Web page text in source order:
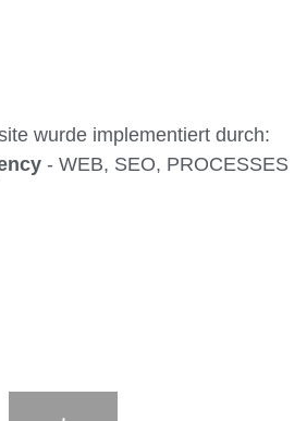
wurde implementiert durch:
- WEB, SEO, PROCESSES